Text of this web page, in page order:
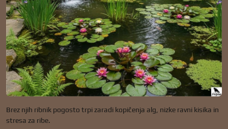
Brez njih ribnik pogosto trpi zaradi kopičenja alg, nizke ravni kisika in
stresa za ribe.